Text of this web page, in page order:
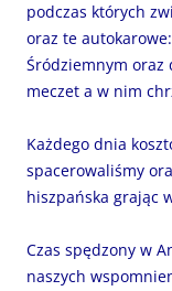
podczas których
oraz te
Śródziemnym oraz
meczet a w nim
Każdego dnia
spacerowaliśmy
hiszpańska grając
Czas spędzony w
naszych